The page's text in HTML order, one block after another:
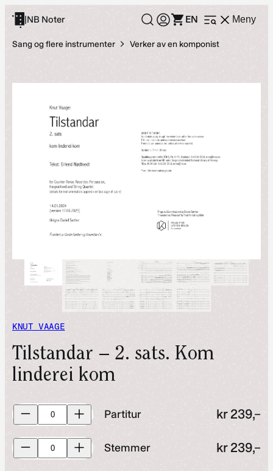
Hopp
innhold
|NB Noter EN Meny
Åpne
Sang og flere instrumenter
Verker av en komponist
KNUT VAAGE
Tilstandar – 2. sats. Kom
linderei kom
Partitur
antall
Partitur kr239,–
Stemmer
antall
Stemmer kr239,–